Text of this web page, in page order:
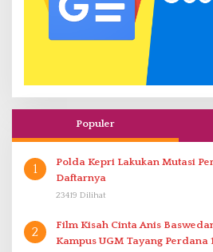
Populer
1
Polda Kepri Lakukan Mutasi
Daftarnya
23419 Dilihat
2
Film Kisah Cinta Anis
Kampus UGM Tayang Perdana